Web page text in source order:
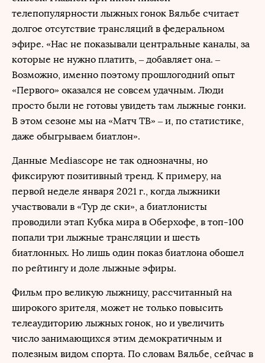
телепопулярности лыжных гонок Вяльбе считает
долгое отсутствие трансляций в федеральном
эфире. «Нас не показывали центральные каналы, за
которые не нужно платить, – добавляет она. –
Возможно, именно поэтому прошлогодний опыт
«Первого» оказался не совсем удачным. Люди
просто были не готовы увидеть там лыжные гонки.
В этом сезоне мы на «Матч ТВ» – и, по статистике,
даже обыгрываем биатлон».
Данные Mediascope не так однозначны, но
фиксируют позитивный тренд. К примеру, на
первой неделе января 2021 г., когда лыжники
участвовали в «Тур де ски», а биатлонисты
проводили этап Кубка мира в Оберхофе, в топ-100
попали три лыжные трансляции и шесть
биатлонных. Но лишь один показ биатлона обошел
по рейтингу и доле лыжные эфиры.
Фильм про великую лыжницу, рассчитанный на
широкого зрителя, может не только повысить
телеаудиторию лыжных гонок, но и увеличить
число занимающихся этим демократичным и
полезным видом спорта. По словам Вяльбе, сейчас в